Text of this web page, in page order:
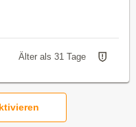
Älter als 31 Tage